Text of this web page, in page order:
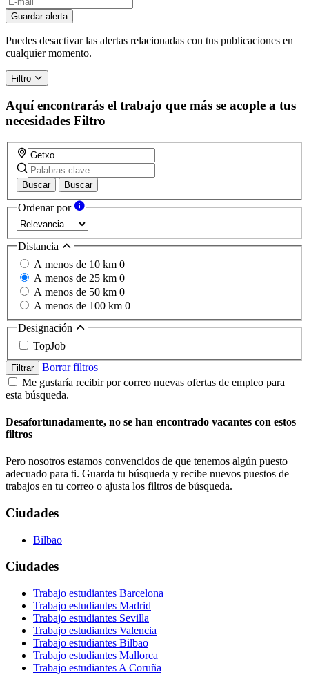
Guardar alerta
Puedes desactivar las alertas relacionadas con tus publicaciones en
cualquier momento.
Filtro
Aquí encontrarás el trabajo que más se acople a tus
necesidades Filtro
Buscar Buscar
Ordenar por
Distancia
A menos de 10 km 0
A menos de 25 km 0
A menos de 50 km 0
A menos de 100 km 0
Designación
TopJob
Filtrar
Borrar filtros
Me gustaría recibir por correo nuevas ofertas de empleo para
esta búsqueda.
Desafortunadamente, no se han encontrado vacantes con estos
filtros
Pero nosotros estamos convencidos de que tenemos algún puesto
adecuado para ti. Guarda tu búsqueda y recibe nuevos puestos de
trabajos en tu correo o ajusta los filtros de búsqueda.
Ciudades
Bilbao
Ciudades
Trabajo estudiantes Barcelona
Trabajo estudiantes Madrid
Trabajo estudiantes Sevilla
Trabajo estudiantes Valencia
Trabajo estudiantes Bilbao
Trabajo estudiantes Mallorca
Trabajo estudiantes A Coruña